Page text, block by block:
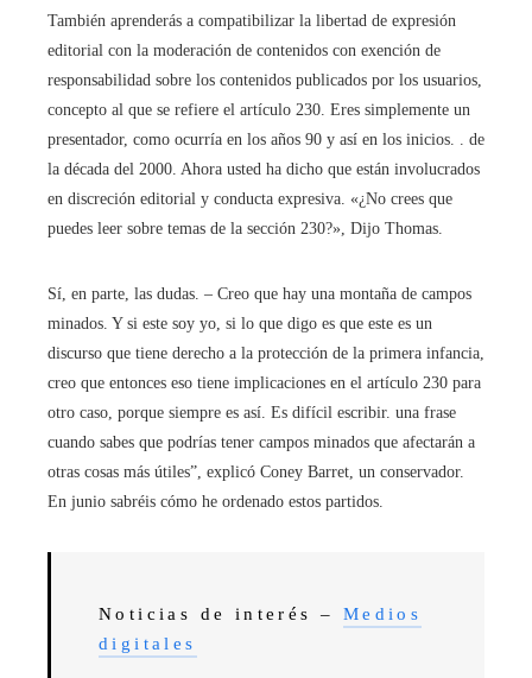
También aprenderás a compatibilizar la libertad de expresión
editorial con la moderación de contenidos con exención de
responsabilidad sobre los contenidos publicados por los usuarios,
concepto al que se refiere el artículo 230. Eres simplemente un
presentador, como ocurría en los años 90 y así en los inicios. . de
la década del 2000. Ahora usted ha dicho que están involucrados
en discreción editorial y conducta expresiva. «¿No crees que
puedes leer sobre temas de la sección 230?», Dijo Thomas.
Sí, en parte, las dudas. – Creo que hay una montaña de campos
minados. Y si este soy yo, si lo que digo es que este es un
discurso que tiene derecho a la protección de la primera infancia,
creo que entonces eso tiene implicaciones en el artículo 230 para
otro caso, porque siempre es así. Es difícil escribir. una frase
cuando sabes que podrías tener campos minados que afectarán a
otras cosas más útiles”, explicó Coney Barret, un conservador.
En junio sabréis cómo he ordenado estos partidos.
Noticias de interés – Medios
digitales